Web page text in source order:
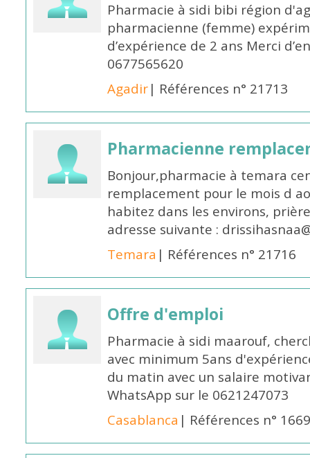
Pharmacie à sidi bibi région
pharmacienne (femme)
d’expérience de 2 ans Merci
0677565620
Agadir| Références n° 21713
Pharmacienne
Bonjour,pharmacie à temara
remplacement pour le mois d
habitez dans les environs,
adresse suivante :
Temara | Références n° 21716
Offre d'emploi
Pharmacie à sidi maarouf,
avec minimum 5ans
du matin avec un salaire
WhatsApp sur le 0621247073
Casablanca | Références n°